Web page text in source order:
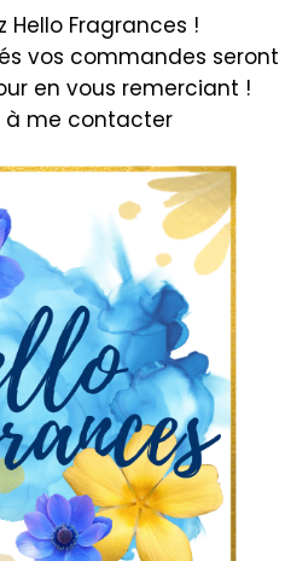
Hello Fragrances !
vos commandes seront
en vous remerciant !
à me contacter